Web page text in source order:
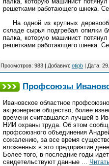
решетками работающего шнека.
На одной из крупных
складе сырья подгребал опилки
палка, которую машинист
решетками работающего шнека.
Просмотров: 983 | Добавил: otipb | Дата:
Профсоюзы
Ивановское областное
акционерное общество, более
времени считавшаяся лучшей в
НИИ охраны труда. Об этом
профсоюзного объединения
сожалению, за все время
вложенных в это предприятие
Более того, в последние годы
свидетельствуют данные ...